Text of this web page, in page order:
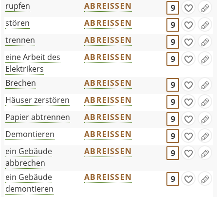
rupfen
ABREISSEN
9
stören
ABREISSEN
9
trennen
ABREISSEN
9
eine Arbeit des
Elektrikers
ABREISSEN 9
Brechen ABREISSEN
9
Häuser zerstören
ABREISSEN
9
Papier abtrennen
ABREISSEN
9
Demontieren
ABREISSEN
9
ein Gebäude
abbrechen
ABREISSEN 9
ein Gebäude
demontieren
ABREISSEN 9